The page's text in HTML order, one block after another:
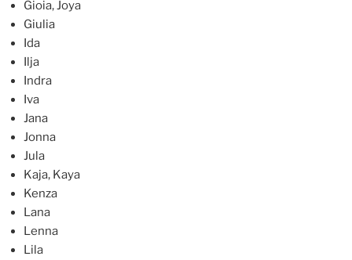
Gioia, Joya
Giulia
Ida
Ilja
Indra
Iva
Jana
Jonna
Jula
Kaja, Kaya
Kenza
Lana
Lenna
Lila